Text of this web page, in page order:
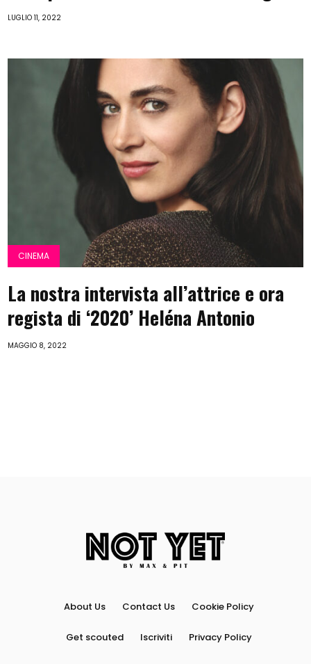
LUGLIO 11, 2022
CINEMA
La nostra intervista all’attrice e ora
regista di ‘2020’ Heléna Antonio
MAGGIO 8, 2022
About Us Contact Us Cookie Policy
Get scouted Iscriviti Privacy Policy